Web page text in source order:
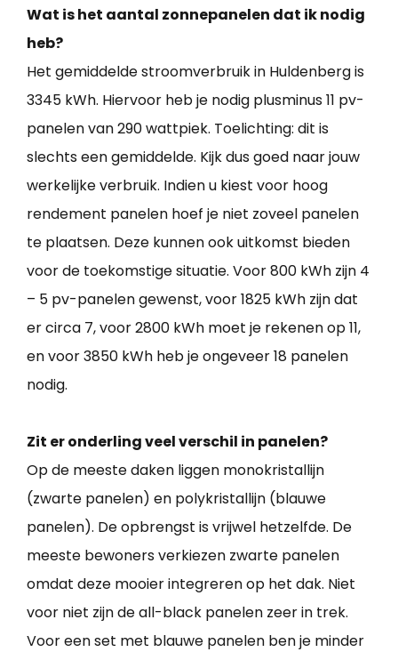
Wat is het aantal zonnepanelen dat ik nodig
heb?
Het gemiddelde stroomverbruik in Huldenberg is
3345 kWh. Hiervoor heb je nodig plusminus 11 pv-
panelen van 290 wattpiek. Toelichting: dit is
slechts een gemiddelde. Kijk dus goed naar jouw
werkelijke verbruik. Indien u kiest voor hoog
rendement panelen hoef je niet zoveel panelen
te plaatsen. Deze kunnen ook uitkomst bieden
voor de toekomstige situatie. Voor 800 kWh zijn 4
– 5 pv-panelen gewenst, voor 1825 kWh zijn dat
er circa 7, voor 2800 kWh moet je rekenen op 11,
en voor 3850 kWh heb je ongeveer 18 panelen
nodig.
Zit er onderling veel verschil in panelen?
Op de meeste daken liggen monokristallijn
(zwarte panelen) en polykristallijn (blauwe
panelen). De opbrengst is vrijwel hetzelfde. De
meeste bewoners verkiezen zwarte panelen
omdat deze mooier integreren op het dak. Niet
voor niet zijn de all-black panelen zeer in trek.
Voor een set met blauwe panelen ben je minder